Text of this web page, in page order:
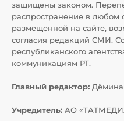
защищены законом.
распространение в
размещенной на сайте,
согласия редакций СМИ.
республиканского
коммуникациям РТ.
Главный редактор: Дёмина
Учредитель: АО